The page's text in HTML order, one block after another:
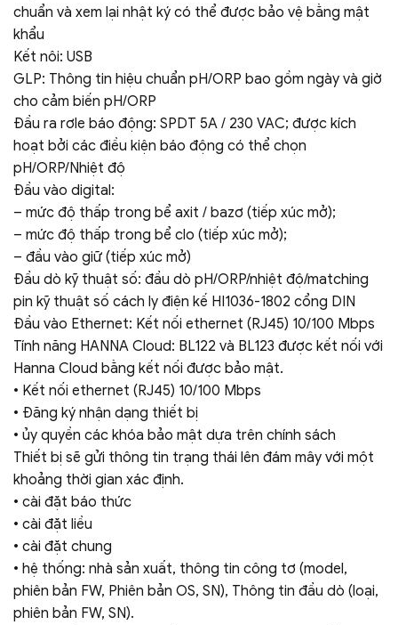
chuẩn và xem lại nhật ký có thể được bảo vệ bằng mật
khẩu
Kết nôi: USB
GLP: Thông tin hiệu chuẩn pH/ORP bao gồm ngày và giờ
cho cảm biến pH/ORP
Đầu ra rơle báo động: SPDT 5A / 230 VAC; được kích
hoạt bởi các điều kiện báo động có thể chọn
pH/ORP/Nhiệt độ
Đầu vào digital:
– mức độ thấp trong bể axit / bazơ (tiếp xúc mở);
– mức độ thấp trong bể clo (tiếp xúc mở);
– đầu vào giữ (tiếp xúc mở)
Đầu dò kỹ thuật số: đầu dò pH/ORP/nhiệt độ/matching
pin kỹ thuật số cách ly điện kế HI1036-1802 cổng DIN
Đầu vào Ethernet: Kết nối ethernet (RJ45) 10/100 Mbps
Tính năng HANNA Cloud: BL122 và BL123 được kết nối với
Hanna Cloud bằng kết nối được bảo mật.
• Kết nối ethernet (RJ45) 10/100 Mbps
• Đăng ký nhận dạng thiết bị
• ủy quyền các khóa bảo mật dựa trên chính sách
Thiết bị sẽ gửi thông tin trạng thái lên đám mây với một
khoảng thời gian xác định.
• cài đặt báo thức
• cài đặt liều
• cài đặt chung
• hệ thống: nhà sản xuất, thông tin công tơ (model,
phiên bản FW, Phiên bản OS, SN), Thông tin đầu dò (loại,
phiên bản FW, SN).